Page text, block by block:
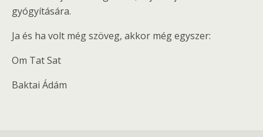
gyógyítására.
Ja és ha volt még szöveg, akkor még egyszer:
Om Tat Sat
Baktai Ádám